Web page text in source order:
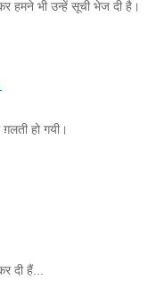
हमने भी उन्हें सूची भेज दी है।
हो गयी।
दी हैं...